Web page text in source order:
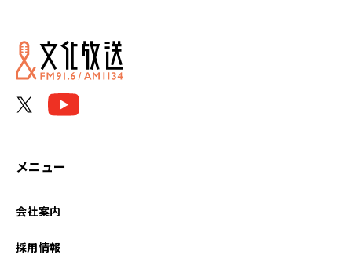
2025年09月
2023年07月
メニュー
会社案内
採用情報